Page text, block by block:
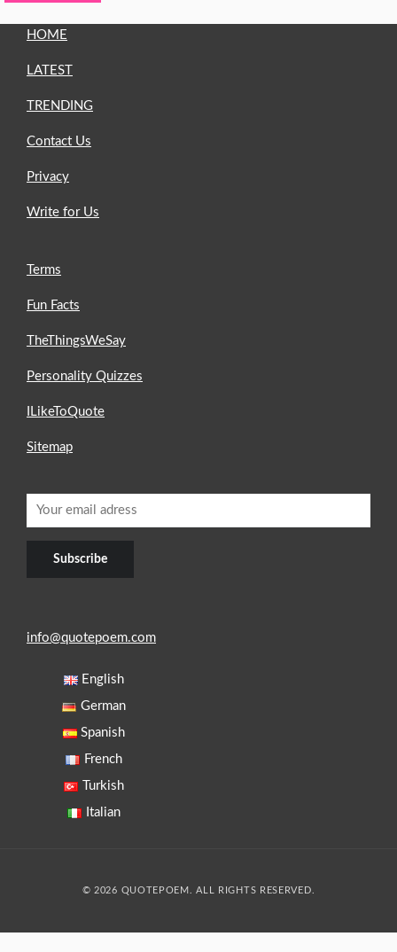
HOME
LATEST
TRENDING
Contact Us
Privacy
Write for Us
Terms
Fun Facts
TheThingsWeSay
Personality Quizzes
ILikeToQuote
Sitemap
info@quotepoem.com
English
German
Spanish
French
Turkish
Italian
© 2026 QUOTEPOEM. ALL RIGHTS RESERVED.